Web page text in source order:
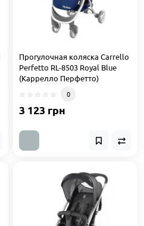
Прогулочная коляска Carrello
Perfetto RL-8503 Royal Blue
(Каррелло Перфетто)
0
3 123 грн